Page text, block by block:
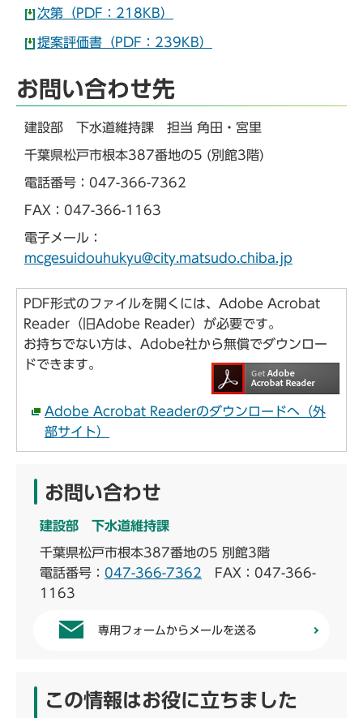
次第（PDF：218KB）
提案評価書（PDF：239KB）
お問い合わせ先
建設部 下水道維持課 担当 角田・宮里
千葉県松戸市根本387番地の5 (別館3階)
電話番号：047-366-7362
FAX：047-366-1163
電子メール：
mcgesuidouhukyu@city.matsudo.chiba.jp
PDF形式のファイルを開くには、Adobe Acrobat
Reader（旧Adobe Reader）が必要です。
お持ちでない方は、Adobe社から無償でダウンロー
ドできます。
Adobe Acrobat Readerのダウンロードへ（外
部サイト）
お問い合わせ
建設部 下水道維持課
千葉県松戸市根本387番地の5 別館3階
電話番号： 047-366-7362 FAX：047-366-
1163
専用フォームからメールを送る
この情報はお役に立ちました